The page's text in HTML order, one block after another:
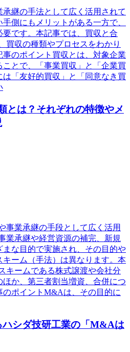
継の手法として広く活用されて
側にもメリットがある一方で、
要です。本記事では、買収と合
買収の種類やプロセスをわかり
のポイント買収とは、対象企業
とで、「事業買収」と「企業買
「友好的買収」と「同意なき買
とは？それぞれの特徴やメ
事業承継の手段として広く活用
業承継や経営資源の補完、新規
な目的で実施され、その目的や
ーム（手法）は異なります。本
キームである株式譲渡や会社分
か、第三者割当増資、合併につ
ポイントM&Aは、その目的に
ハシダ技研工業の「M&Aは